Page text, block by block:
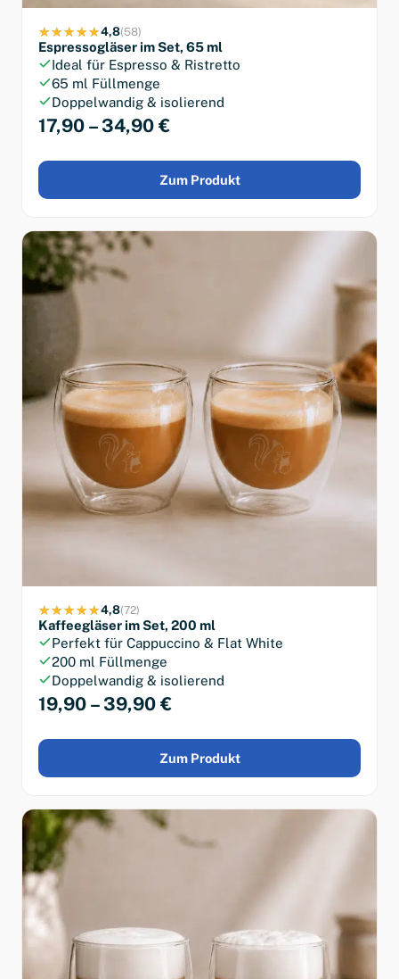
4,8(58)
Espressogläser im Set, 65 ml
Ideal für Espresso & Ristretto
65 ml Füllmenge
Doppelwandig & isolierend
17,90 – 34,90 €
Zum Produkt
4,8(72)
Kaffeegläser im Set, 200 ml
Perfekt für Cappuccino & Flat White
200 ml Füllmenge
Doppelwandig & isolierend
19,90 – 39,90 €
Zum Produkt